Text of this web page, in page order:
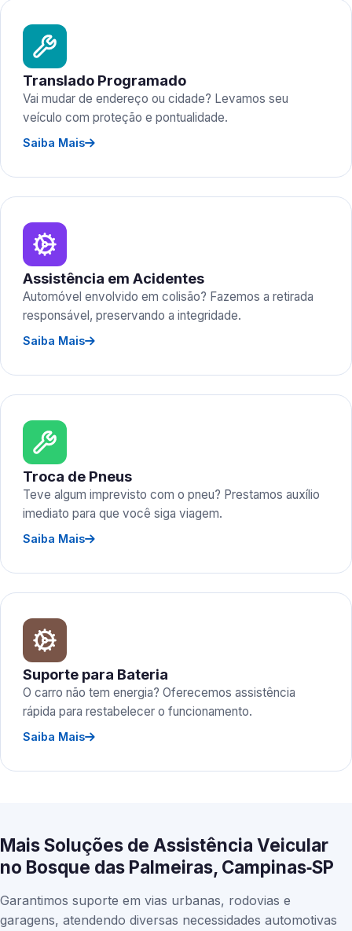
Translado Programado
Vai mudar de endereço ou cidade? Levamos seu
veículo com proteção e pontualidade.
Saiba Mais
Assistência em Acidentes
Automóvel envolvido em colisão? Fazemos a retirada
responsável, preservando a integridade.
Saiba Mais
Troca de Pneus
Teve algum imprevisto com o pneu? Prestamos auxílio
imediato para que você siga viagem.
Saiba Mais
Suporte para Bateria
O carro não tem energia? Oferecemos assistência
rápida para restabelecer o funcionamento.
Saiba Mais
Mais Soluções de Assistência Veicular
no Bosque das Palmeiras, Campinas‑SP
Garantimos suporte em vias urbanas, rodovias e
garagens, atendendo diversas necessidades automotivas